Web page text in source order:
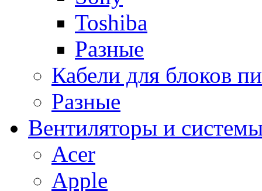
Toshiba
Разные
Кабели для блоков
Разные
Вентиляторы и
Acer
Apple